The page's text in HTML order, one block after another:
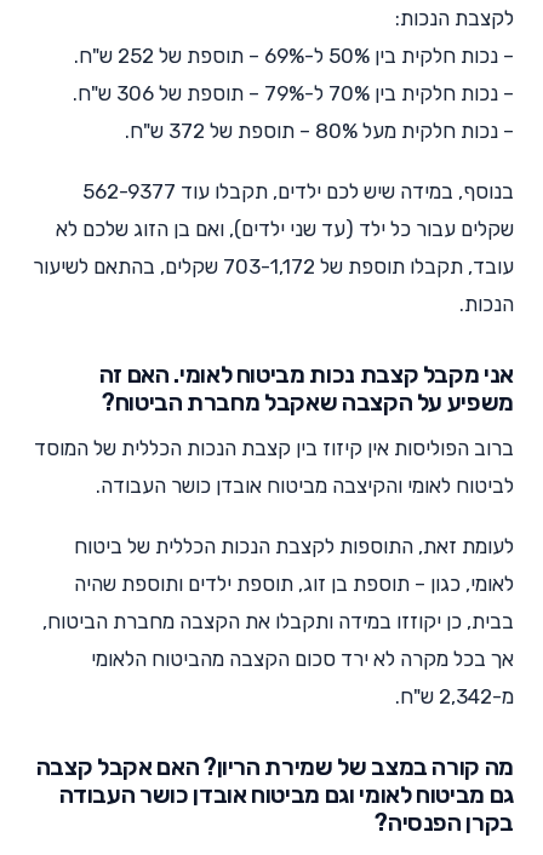
לקצבת הנכות:
– נכות חלקית בין 50% ל-69% – תוספת של 252 ש"ח.
– נכות חלקית בין 70% ל-79% – תוספת של 306 ש"ח.
– נכות חלקית מעל 80% – תוספת של 372 ש"ח.
בנוסף, במידה שיש לכם ילדים, תקבלו עוד 562-9377
שקלים עבור כל ילד (עד שני ילדים), ואם בן הזוג שלכם לא
עובד, תקבלו תוספת של 703-1,172 שקלים, בהתאם לשיעור
הנכות.
אני מקבל קצבת נכות מביטוח לאומי. האם זה
משפיע על הקצבה שאקבל מחברת הביטוח?
ברוב הפוליסות אין קיזוז בין קצבת הנכות הכללית של המוסד
לביטוח לאומי והקיצבה מביטוח אובדן כושר העבודה.
לעומת זאת, התוספות לקצבת הנכות הכללית של ביטוח
לאומי, כגון – תוספת בן זוג, תוספת ילדים ותוספת שהיה
בבית, כן יקוזזו במידה ותקבלו את הקצבה מחברת הביטוח,
אך בכל מקרה לא ירד סכום הקצבה מהביטוח הלאומי
מ-2,342 ש"ח.
מה קורה במצב של שמירת הריון? האם אקבל קצבה
גם מביטוח לאומי וגם מביטוח אובדן כושר העבודה
בקרן הפנסיה?